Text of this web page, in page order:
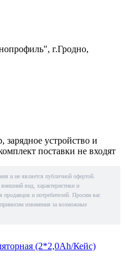
г.Гродно,
зарядное устройство и
поставки не входят
и не является публичной офертой.
вид, характеристики и
продавцов и потребителей. Просим вас
извинения за возможные